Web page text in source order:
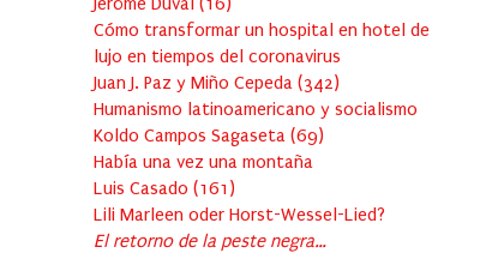
Cómo transformar un hospital en hotel de
lujo en tiempos del coronavirus
Juan J. Paz y Miño Cepeda (342)
Humanismo latinoamericano y socialismo
Koldo Campos Sagaseta (69)
Había una vez una montaña
Luis Casado (161 )
Lili Marleen oder Horst-Wessel-Lied?
El retorno de la peste negra…